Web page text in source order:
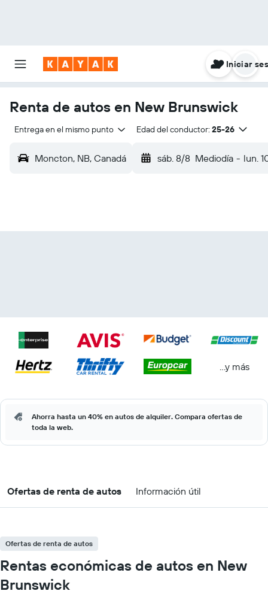
Iniciar
Renta de autos en New Brunswick
Entrega en el mismo punto Edad del conductor: 25-26
Moncton, NB, Canadá sáb. 8/8 Mediodía - lun.
...y más
Ahorra hasta un 40% en autos de alquiler. Compara ofertas de
toda la web.
Ofertas de renta de autos Información útil
Ofertas de renta de autos
Rentas económicas de autos en New
Brunswick